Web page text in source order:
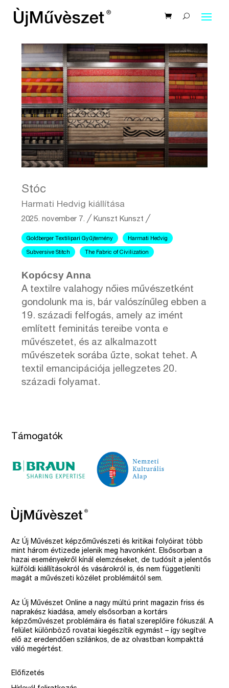
Stóc
Harmati Hedvig kiállítása
2025. november 7. ╱Kunszt Kunszt ╱
Goldberger Textilipari Gyűjtemény Harmati Hedvig
Subversive Stitch The Fabric of Civilization
Kopócsy Anna
A textilre valahogy nőies művészetként
gondolunk ma is, bár valószínűleg ebben a
19. századi felfogás, amely az imént
említett feminitás tereibe vonta e
művészetet, és az alkalmazott
művészetek sorába űzte, sokat tehet. A
textil emancipációja jellegzetes 20.
századi folyamat.
Támogatók
Az Új Művészet képzőművészeti és kritikai folyóirat több
mint három évtizede jelenik meg havonként. Elsősorban a
hazai eseményekről kínál elemzéseket, de tudósít a jelentős
külföldi kiállításokról és vásárokról is, és nem függetleníti
magát a művészeti közélet problémáitól sem.
Az Új Művészet Online a nagy múltú print magazin friss és
naprakész kiadása, amely elsősorban a kortárs
képzőművészet problémáira és fiatal szereplőire fókuszál. A
felület különböző rovatai kiegészítik egymást – így segítve
elő az eredendően szilánkos, de az olvastban kompakttá
váló megértést.
Előfizetés